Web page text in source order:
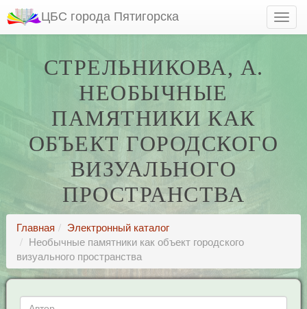
ЦБС города Пятигорска
СТРЕЛЬНИКОВА, А.
НЕОБЫЧНЫЕ
ПАМЯТНИКИ КАК
ОБЪЕКТ ГОРОДСКОГО
ВИЗУАЛЬНОГО
ПРОСТРАНСТВА
Главная
Электронный каталог
Необычные памятники как объект городского
визуального пространства